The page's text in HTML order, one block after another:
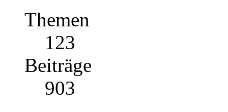
Themen
123
Beiträge
903